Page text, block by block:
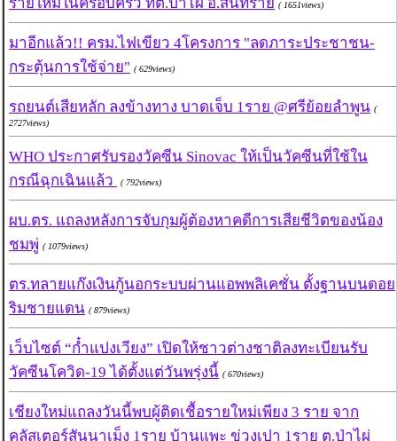
( 1651views)
มาอีกแล้ว!! ครม.ไฟเขียว 4โครงการ "ลดภาระประชาชน-
กระตุ้นการใช้จ่าย" ( 629views)
รถยนต์เสียหลัก ลงข้างทาง บาดเจ็บ 1ราย @ศรีย้อยลำพูน (
2727views)
WHO ประกาศรับรองวัคซีน Sinovac ให้เป็นวัคซีนที่ใช้ใน
กรณีฉุกเฉินแล้ว
( 792views)
ผบ.ตร. แถลงหลังการจับกุมผู้ต้องหาคดีการเสียชีวิตของน้อง
ชมพู่ ( 1079views)
ตร.ทลายแก๊งเงินกู้นอกระบบผ่านแอพพลิเคชั่น ตั้งฐานบนดอย
ริมชายแดน ( 879views)
เว็บไซต์ “ก๋ำแปงเวียง” เปิดให้ชาวต่างชาติลงทะเบียนรับ
วัคซีนโควิด-19 ได้ตั้งแต่วันพรุ่งนี้ ( 670views)
เชียงใหม่แถลงวันนี้พบผู้ติดเชื้อรายใหม่เพียง 3 ราย จาก
คลัสเตอร์สันนาเม็ง 1ราย บ้านแพะ ข่วงเปา 1ราย ต.ป่าไผ่